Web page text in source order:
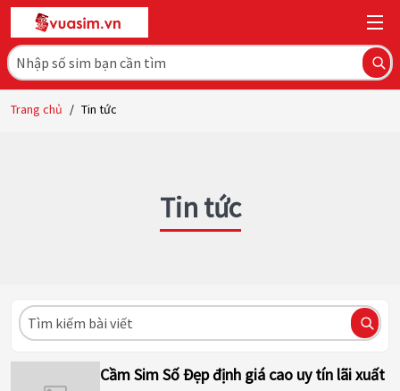
Trang chủ / Tin tức
Tin tức
Cầm Sim Số Đẹp định giá cao uy tín lãi xuất